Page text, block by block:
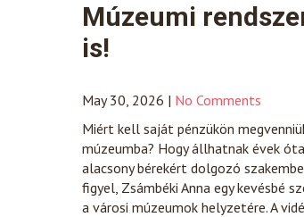
Múzeumi
is!
May 30, 2026 | No Comments
Miért kell saját pénzükön
múzeumba? Hogy állhatnak évek
alacsony bérekért dolgozó
figyel, Zsámbéki Anna egy
a városi múzeumok helyzetére. A